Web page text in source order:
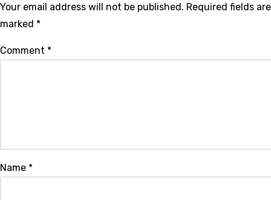
Your email address will not be published. Required fields are
marked *
Comment *
Name *